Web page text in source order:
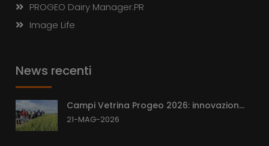
PROGEO Dairy Manager.PR
Image Life
News recenti
Campi Vetrina Progeo 2026: innovazion...
21-MAG-2026